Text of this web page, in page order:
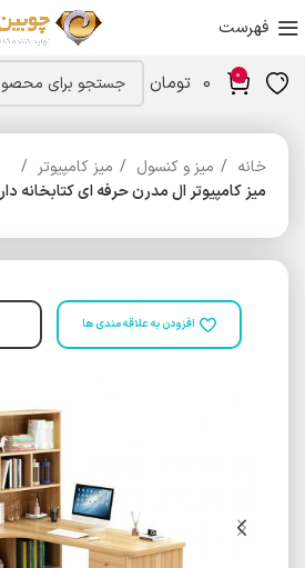
فهرست
0
0 تومان
خانه میز و کنسول
میز کامپیوتر
میز کامپیوتر ال مدرن حرفه ای کتابخانه دار MC102
افزودن به علاقه مندی ها